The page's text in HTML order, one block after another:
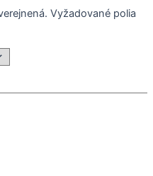
Vyžadované polia